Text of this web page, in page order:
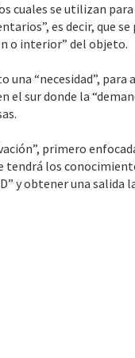
cuales se utilizan
es decir, que
o interior” del objeto.
una “necesidad”,
sur donde la
primero
tendrá los
y obtener una salida